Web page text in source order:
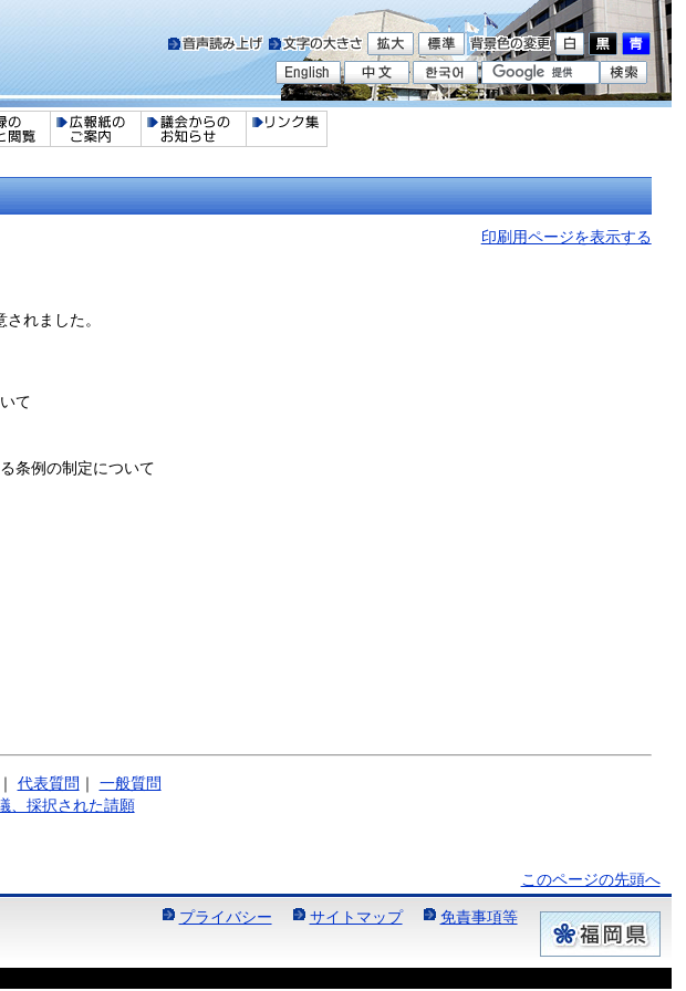
印刷用ページを表示する
れました。
て
条例の制定について
｜ 代表質問 ｜ 一般質問
、採択された請願
このページの先頭へ
プライバシー サイトマップ 免責事項等